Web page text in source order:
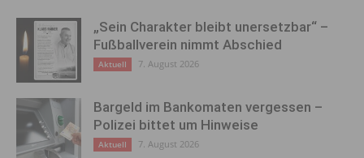
„Sein Charakter bleibt unersetzbar“ –
Fußballverein nimmt Abschied
Aktuell 7. August 2026
Bargeld im Bankomaten vergessen –
Polizei bittet um Hinweise
Aktuell 7. August 2026